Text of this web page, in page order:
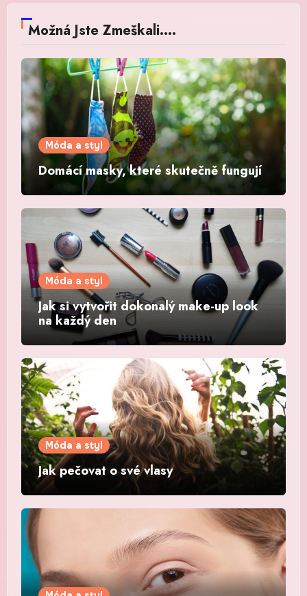
Možná Jste Zmeškali....
Móda a styl
Domácí masky, které skutečně fungují
Móda a styl
Jak si vytvořit dokonalý make-up look
na každý den
Móda a styl
Jak pečovat o své vlasy